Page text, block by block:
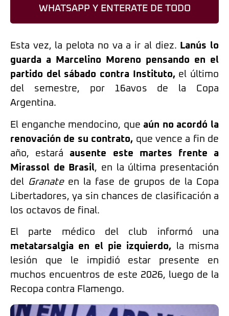
WHATSAPP Y ENTERATE DE TODO
Esta vez, la pelota no va a ir al diez. Lanús lo
guarda a Marcelino Moreno pensando en el
partido del sábado contra Instituto,el último
del semestre, por 16avos de la Copa
Argentina.
El enganche mendocino, que aún no acordó la
renovación de su contrato, que vence a fin de
año, estará ausente este martes frente a
Mirassol de Brasil, en la última presentación
del Granateen la fase de grupos de la Copa
Libertadores, ya sin chances de clasificación a
los octavos de final.
El parte médico del club informó una
metatarsalgia en el pie izquierdo, la misma
lesión que le impidió estar presente en
muchos encuentros de este 2026, luego de la
Recopa contra Flamengo.